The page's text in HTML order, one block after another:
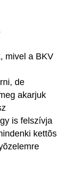
mivel a BKV
de
akarjuk
is felszívja
kettõs